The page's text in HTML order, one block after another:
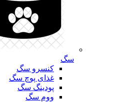
سگ
کنسرو سگ
غذای پوچ سگ
پودینگ سگ
ووم سگ